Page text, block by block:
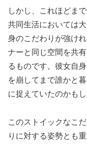
しかし、これほどま
共同生活においては
身のこだわりが強け
ナーと同じ空間を共
るものです。彼女自
を崩してまで誰かと
に捉えていたのかもし
このストイックなこ
りに対する姿勢とも